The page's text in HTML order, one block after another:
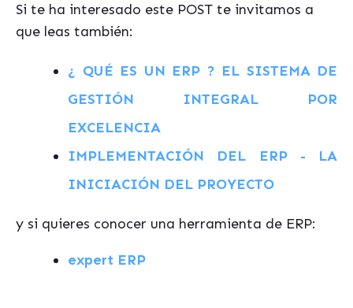
Si te ha interesado este POST te invitamos a
que leas también:
¿ QUÉ ES UN ERP ? EL SISTEMA DE
GESTIÓN INTEGRAL POR
EXCELENCIA
IMPLEMENTACIÓN DEL ERP - LA
INICIACIÓN DEL PROYECTO
y si quieres conocer una herramienta de ERP:
expert ERP